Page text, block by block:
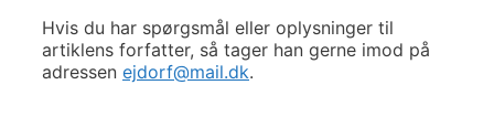
Hvis du har spørgsmål eller oplysninger til
artiklens forfatter, så tager han gerne imod på
adressen ejdorf@mail.dk.